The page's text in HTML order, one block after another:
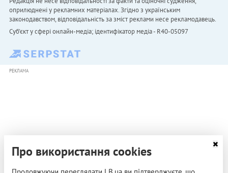
оприлюднені у рекламних матеріалах. Згідно з українським
законодавством, відповідальність за зміст реклами несе рекламодавець.
Cуб'єкт у сфері онлайн-медіа; ідентифікатор медіа - R40-05097
РЕКЛАМА
Про використання cookies